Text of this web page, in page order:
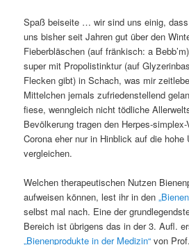
Spaß beiseite … wir sind uns einig,
uns bisher seit Jahren gut über den
Fieberbläschen (auf fränkisch: a
super mit Propolistinktur (auf
Flecken gibt) in Schach, was mir
Mittelchen jemals zufriedenstellend
fiese, wenngleich nicht tödliche
Bevölkerung tragen den Herpes-
Corona eher nur in Hinblick auf die hohe
vergleichen.
Welchen therapeutischen Nutzen
aufweisen können, lest ihr in den
selbst mal nach. Eine der
Bereich ist übrigens das in der 3. Aufl.
„Bienenprodukte in der Medizin“ von